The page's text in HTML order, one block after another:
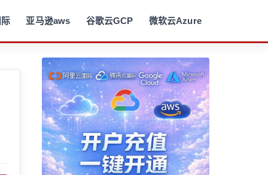
亚马逊aws 谷歌云GCP 微软云Azure